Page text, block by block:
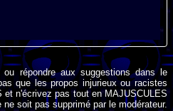
répondre aux suggestions dans le
que les propos injurieux ou racistes
n'écrivez pas tout en MAJUSCULES
soit pas supprimé par le modérateur.